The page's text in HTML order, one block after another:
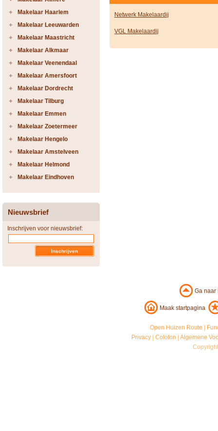
Makelaar Haarlem
Makelaar Leeuwarden
Makelaar Maastricht
Makelaar Alkmaar
Makelaar Veenendaal
Makelaar Amersfoort
Makelaar Dordrecht
Makelaar Tilburg
Makelaar Emmen
Makelaar Zoetermeer
Makelaar Hengelo
Makelaar Amstelveen
Makelaar Helmond
Makelaar Eindhoven
Nieuwsbrief
Inschrijven voor nieuwsbrief:
Netwerk Makelaardij
VGL Makelaardij
Ga
Maak startpagina
Open Huizen Route
Privacy |Colofon |Algemene